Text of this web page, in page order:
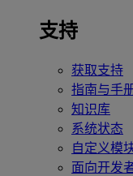
支持
获取支持
指南与手
知识库
系统状态
自定义模
面向开发